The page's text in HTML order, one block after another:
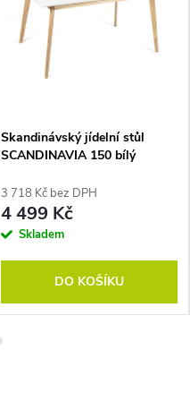
Skandinávský jídelní stůl
SCANDINAVIA 150 bílý
3 718 Kč bez DPH
4 499 Kč
Skladem
DO KOŠÍKU